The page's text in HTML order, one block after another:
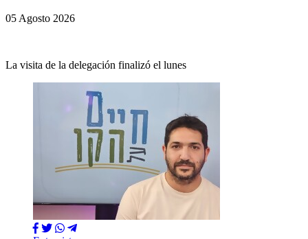
05 Agosto 2026
La visita de la delegación finalizó el lunes